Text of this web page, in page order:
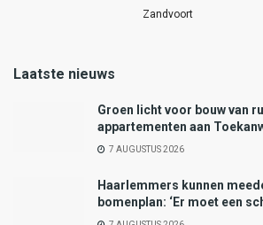
Zandvoort
Laatste nieuws
Groen licht voor bouw van
appartementen aan
7 AUGUSTUS 2026
Haarlemmers kunnen
bomenplan: ‘Er moet een